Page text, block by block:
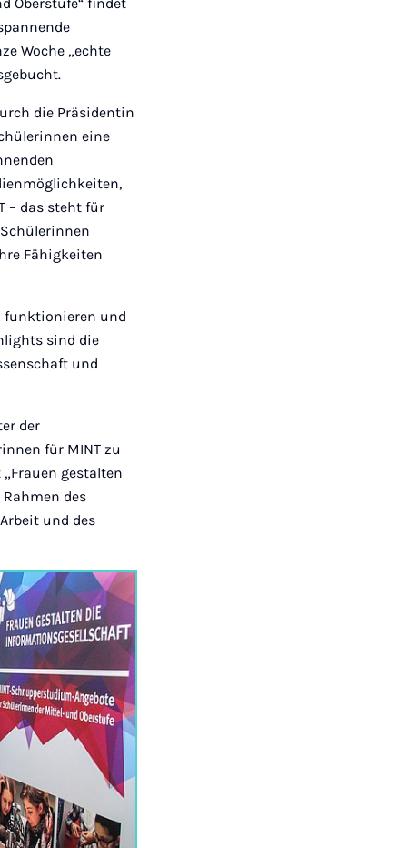
Woche „echte
die Präsidentin
eine
– das steht für
Fähigkeiten
funktionieren und
sind die
und
der
für MINT zu
gestalten
des
und des